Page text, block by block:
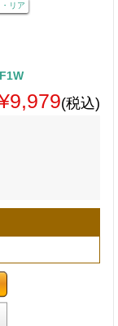
リア
(税込)